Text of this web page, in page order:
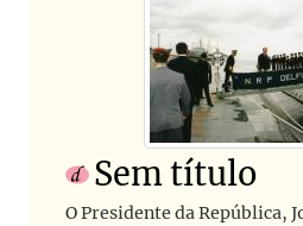
Sem título
O Presidente da República,